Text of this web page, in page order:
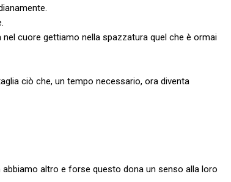
cuore gettiamo nella spazzatura quel che è ormai
ciò che, un tempo necessario, ora diventa
abbiamo altro e forse questo dona un senso alla loro